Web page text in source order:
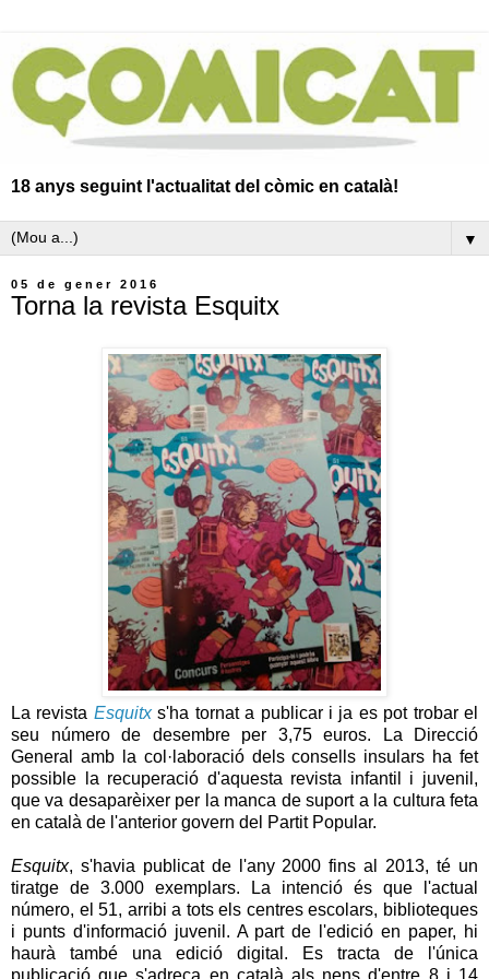
18 anys seguint l'actualitat del còmic en català!
▼
05 de gener 2016
Torna la revista Esquitx
La revista Esquitxs'ha tornat a publicar i ja es pot trobar el
seu número de desembre per 3,75 euros. La Direcció
General amb la col·laboració dels consells insulars ha fet
possible la recuperació d'aquesta revista infantil i juvenil,
que va desaparèixer per la manca de suport a la cultura feta
en català de l'anterior govern del Partit Popular.
Esquitx, s'havia publicat de l'any 2000 fins al 2013, té un
tiratge de 3.000 exemplars. La intenció és que l'actual
número, el 51, arribi a tots els centres escolars, biblioteques
i punts d'informació juvenil. A part de l'edició en paper, hi
haurà també una edició digital. Es tracta de l'única
publicació que s'adreça en català als nens d'entre 8 i 14